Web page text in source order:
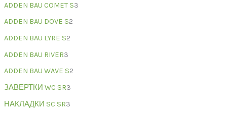
ADDEN BAU COMET S3
ADDEN BAU DOVE S2
ADDEN BAU LYRE S2
ADDEN BAU RIVER3
ADDEN BAU WAVE S2
ЗАВЕРТКИ WC SR3
НАКЛАДКИ SC SR3